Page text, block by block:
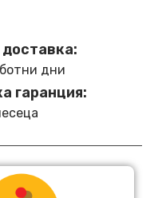
дни
гаранция: